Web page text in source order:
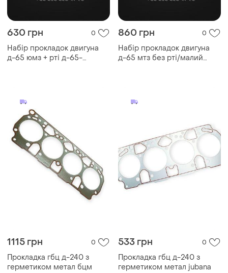
630 грн 0
Набір прокладок двигуна
д-65 юмз + рті д-65-
860 грн 0
Набір прокладок двигуна
д-65 мтз без рті/малий
1115 грн 0
Прокладка гбц д-240 з
герметиком метал бцм
533 грн 0
Прокладка гбц д-240 з
герметиком метал jubana